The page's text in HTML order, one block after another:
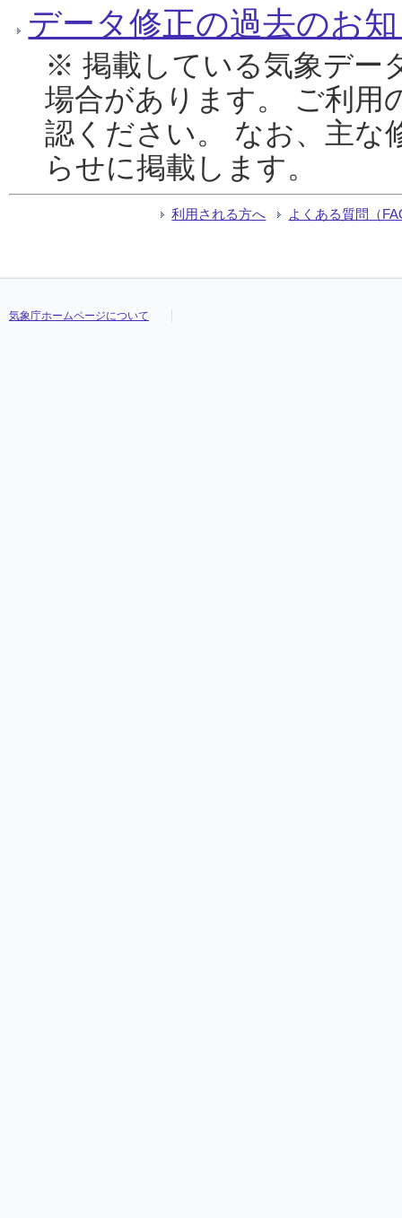
データ修正の過去のお
※ 掲載している気象デー
場合があります。 ご利用
認ください。 なお、主な
らせに掲載します。
利用される方へ よくある質問（
気象庁ホームページについて